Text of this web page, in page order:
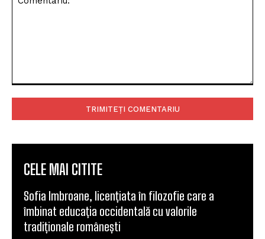
CELE MAI CITITE
Sofia Imbroane, licențiata în filozofie care a
îmbinat educația occidentală cu valorile
tradiționale românești